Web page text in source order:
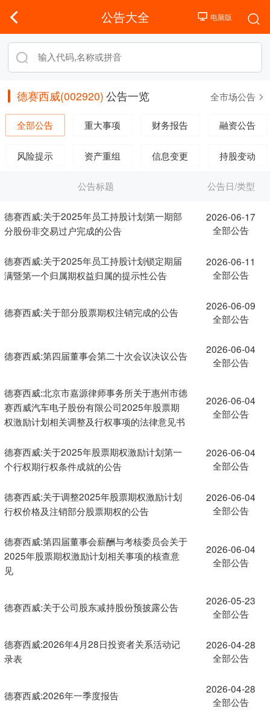
公告大全
德赛西威(002920) 公告一览 全市场公告
全部公告 重大事项 财务报告 融资公告
风险提示 资产重组 信息变更 持股变动
公告标题 公告日/类型
德赛西威:关于2025年员工持股计划第一期部
分股份非交易过户完成的公告
2026-06-17
全部公告
德赛西威:关于2025年员工持股计划锁定期届
满暨第一个归属期权益归属的提示性公告
2026-06-11
全部公告
德赛西威:关于部分股票期权注销完成的公告
2026-06-09
全部公告
德赛西威:第四届董事会第二十次会议决议公告
2026-06-04
全部公告
德赛西威:北京市嘉源律师事务所关于惠州市德
赛西威汽车电子股份有限公司2025年股票期
权激励计划相关调整及行权事项的法律意见书
2026-06-04
全部公告
德赛西威:关于2025年股票期权激励计划第一
个行权期行权条件成就的公告
2026-06-04
全部公告
德赛西威:关于调整2025年股票期权激励计划
行权价格及注销部分股票期权的公告
2026-06-04
全部公告
德赛西威:第四届董事会薪酬与考核委员会关于
2025年股票期权激励计划相关事项的核查意
见
2026-06-04
全部公告
德赛西威:关于公司股东减持股份预披露公告
2026-05-23
全部公告
德赛西威:2026年4月28日投资者关系活动记
录表
2026-04-28
全部公告
德赛西威:2026年一季度报告
2026-04-28
全部公告